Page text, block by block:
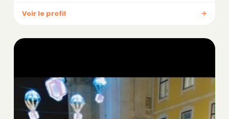
Voir le profil